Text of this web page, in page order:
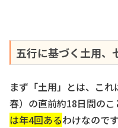
五行に基づく土用、
まず「土用」とは、こ
春）の直前約18日間の
は年4回あるわけなので